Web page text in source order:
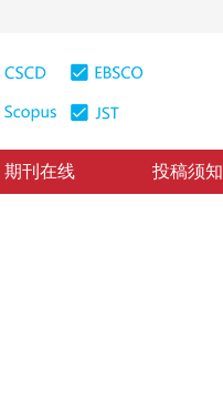
期刊在线 投稿须知